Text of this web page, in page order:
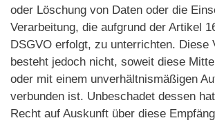
oder Löschung von Daten oder die
Verarbeitung, die aufgrund der Artikel
DSGVO erfolgt, zu unterrichten. Diese
besteht jedoch nicht, soweit diese
oder mit einem unverhältnismäßigen
verbunden ist. Unbeschadet dessen
Recht auf Auskunft über diese